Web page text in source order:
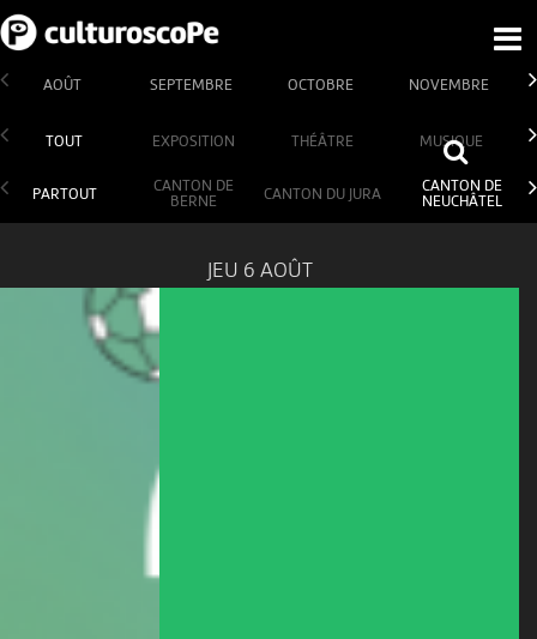
AOÛT SEPTEMBRE OCTOBRE NOVEMBRE
TOUT EXPOSITION THÉÂTRE MUSIQUE
PARTOUT
CANTON DE
BERNE
CANTON DU JURA
CANTON DE
NEUCHÂTEL
JEU 6 AOÛT